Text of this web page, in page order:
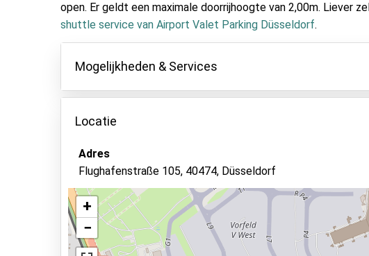
open. Er geldt een maximale doorrijhoogte van 2,00m. Liever
shuttle service van Airport Valet Parking Düsseldorf.
Mogelijkheden & Services
Mogelijkheden
Binnen parkeren
Autosleutels behouden
Beveiligd parkeren
Status van de auto
Camerabewaking
Autowassen
Locatie
Adres
Flughafenstraße 105, 40474, Düsseldorf
Bekijk op kaart
+
−